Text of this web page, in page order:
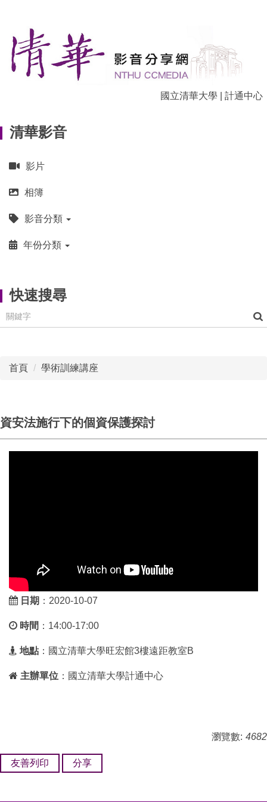
主
要
內
國立清華大學 計通中心
清華影音
影片
相簿
影音分類
年份分類
快速搜尋
首頁 學術訓練講座
資安法施行下的個資保護探討
日期 ：2020-10-07
時間 ：14:00-17:00
地點 ：國立清華大學旺宏館3樓遠距教室B
主辦單位 ：國立清華大學計通中心
瀏覽數: 4682
友善列印 分享